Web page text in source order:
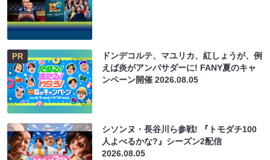
PR
ドンデコルテ、マユリカ、紅しょうが、例
えば炎がアンバサダーに! FANY夏のキャ
ンペーン開催2026.08.05
シソンヌ・長谷川ら参戦! 『トモダチ100
人よべるかな?』シーズン2配信
2026.08.05